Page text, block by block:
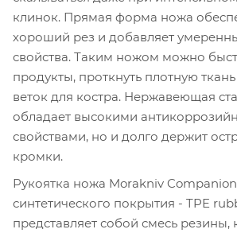
клинок. Прямая форма ножа
хороший рез и добавляет
свойства. Таким ножом можно
продукты, проткнуть плотную
веток для костра. Нержавеющая
обладает высокими
свойствами, но и долго держит
кромки.
Рукоятка ножа Morakniv
синтетического покрытия - TPE
представляет собой смесь резины,